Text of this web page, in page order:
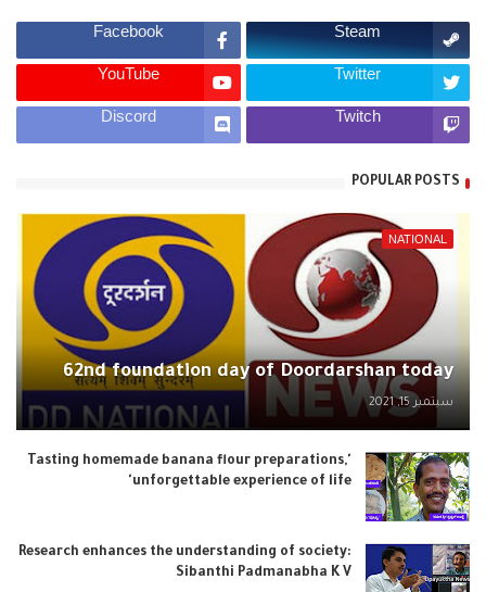
Steam
Facebook
Twitter
YouTube
Twitch
Discord
POPULAR POSTS
NATIONAL
62nd foundation day of Doordarshan today
سبتمبر 15, 2021
'Tasting homemade banana flour preparations,
unforgettable experience of life'
Research enhances the understanding of society:
Sibanthi Padmanabha K V